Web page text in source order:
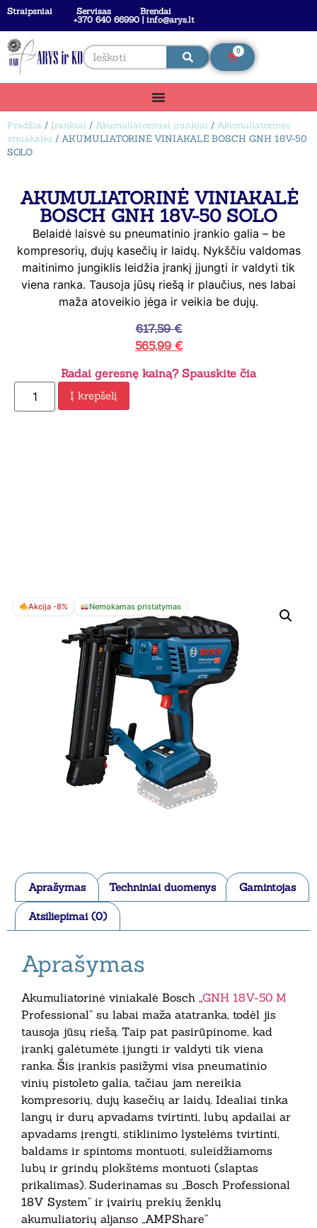
Straipsniai Servisas
Brendai
+370 640 66990 | info@arys.lt
0
Pradžia / Įrankiai / Akumuliatoriniai įrankiai / Akumuliatorinės
viniakalės / AKUMULIATORINĖ VINIAKALĖ BOSCH GNH 18V-50
SOLO
AKUMULIATORINĖ VINIAKALĖ
BOSCH GNH 18V-50 SOLO
Belaidė laisvė su pneumatinio įrankio galia – be
kompresorių, dujų kasečių ir laidų. Nykščiu valdomas
maitinimo jungiklis leidžia įrankį įjungti ir valdyti tik
viena ranka. Tausoja jūsų riešą ir plaučius, nes labai
maža atoveikio jėga ir veikia be dujų.
617,59€
565,99 €
Radai geresnę kainą? Spauskite čia
Į krepšelį
Akcija -8% Nemokamas pristatymas
Aprašymas Techniniai duomenys Gamintojas
Atsiliepimai (0)
Aprašymas
Akumuliatorinė viniakalė Bosch „GNH 18V-50 M
Professional“ su labai maža atatranka, todėl jis
tausoja jūsų riešą. Taip pat pasirūpinome, kad
įrankį galėtumėte įjungti ir valdyti tik viena
ranka. Šis įrankis pasižymi visa pneumatinio
vinių pistoleto galia, tačiau jam nereikia
kompresorių, dujų kasečių ar laidų. Idealiai tinka
langų ir durų apvadams tvirtinti, lubų apdailai ar
apvadams įrengti, stiklinimo lystelėms tvirtinti,
baldams ir spintoms montuoti, suleidžiamoms
lubų ir grindų plokštėms montuoti (slaptas
prikalimas). Suderinamas su „Bosch Professional
18V System“ ir įvairių prekių ženklų
akumuliatorių aljanso „AMPShare“